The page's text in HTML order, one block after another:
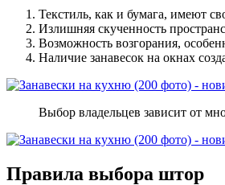
Текстиль, как и бумага, имеют
Излишняя скученность
Возможность возгорания,
Наличие занавесок на окнах
Выбор владельцев зависит от
Правила выбора штор